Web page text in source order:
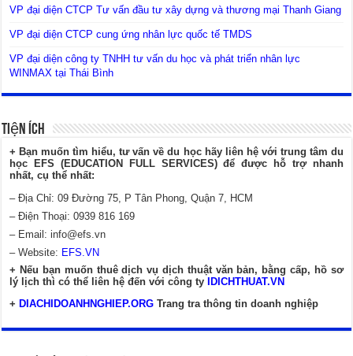
VP đại diện CTCP Tư vấn đầu tư xây dựng và thương mại Thanh Giang
VP đại diện CTCP cung ứng nhân lực quốc tế TMDS
VP đại diện công ty TNHH tư vấn du học và phát triển nhân lực
WINMAX tại Thái Bình
Tiện Ích
+ Bạn muốn tìm hiểu, tư vấn về du học hãy liên hệ với trung tâm du
học EFS (EDUCATION FULL SERVICES) để được hỗ trợ nhanh
nhất, cụ thể nhất:
– Địa Chỉ: 09 Đường 75, P Tân Phong, Quận 7, HCM
– Điện Thoại: 0939 816 169
– Email:info@efs.vn
– Website: EFS.VN
+ Nếu bạn muốn thuê dịch vụ dịch thuật văn bản, bằng cấp, hồ sơ
lý lịch thì có thể liên hệ đến với công ty
IDICHTHUAT.VN
+ DIACHIDOANHNGHIEP.ORG Trang tra thông tin doanh nghiệp